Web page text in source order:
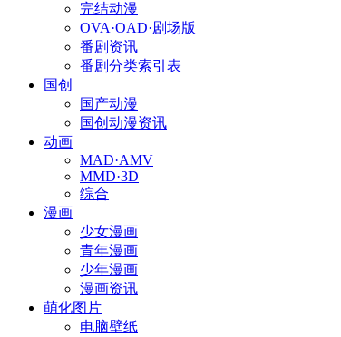
完结动漫
OVA·OAD·剧场版
番剧资讯
番剧分类索引表
国创
国产动漫
国创动漫资讯
动画
MAD·AMV
MMD·3D
综合
漫画
少女漫画
青年漫画
少年漫画
漫画资讯
萌化图片
电脑壁纸